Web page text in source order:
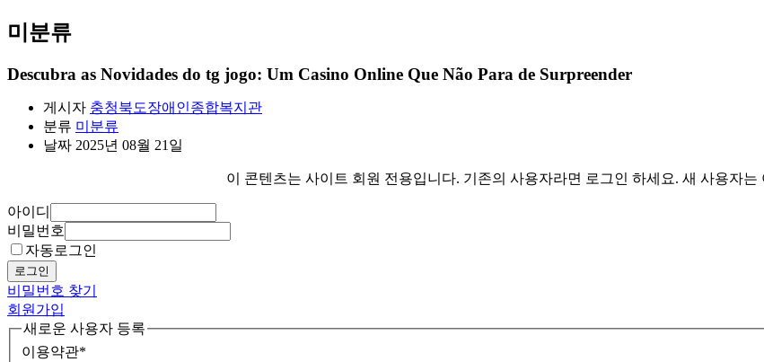
미분류
Descubra as Novidades do tg jogo: Um Casino Online Que Não Para de Surpreender
게시자 충청북도장애인종합복지관
분류 미분류
날짜 2025년 08월 21일
이 콘텐츠는 사이트 회원 전용입니다. 기존의 사용자라면 로그인 하세요. 새 사용자
아이디
비밀번호
자동로그인
로그인
비밀번호 찾기
회원가입
새로운 사용자 등록
이용약관*